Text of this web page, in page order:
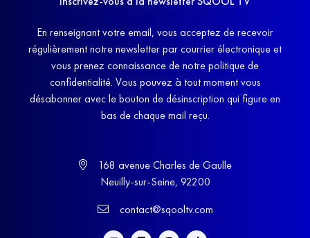
En renseignant votre email, vous acceptez de recevoir
régulièrement notre newsletter par courrier électronique et
vous prenez connaissance de notre politique de
confidentialité. Vous pouvez à tout moment vous
désabonner avec le bouton de désinscription qui figure en
bas de chaque mail reçu.
168 avenue Charles de Gaulle
Neuilly-sur-Seine, 92200
contact@sqooltv.com